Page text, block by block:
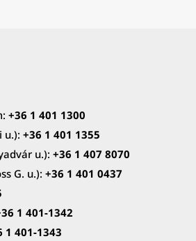
+36 1 401 1300
u.): +36 1 401 1355
u.): +36 1 407 8070
G. u.): +36 1 401 0437
1 401-1342
1 401-1343